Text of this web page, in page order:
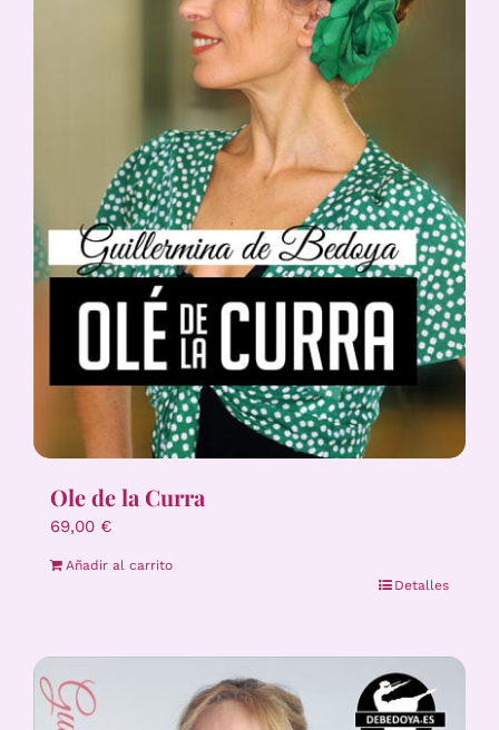
Ole de la Curra
69,00 €
Añadir al carrito
Detalles